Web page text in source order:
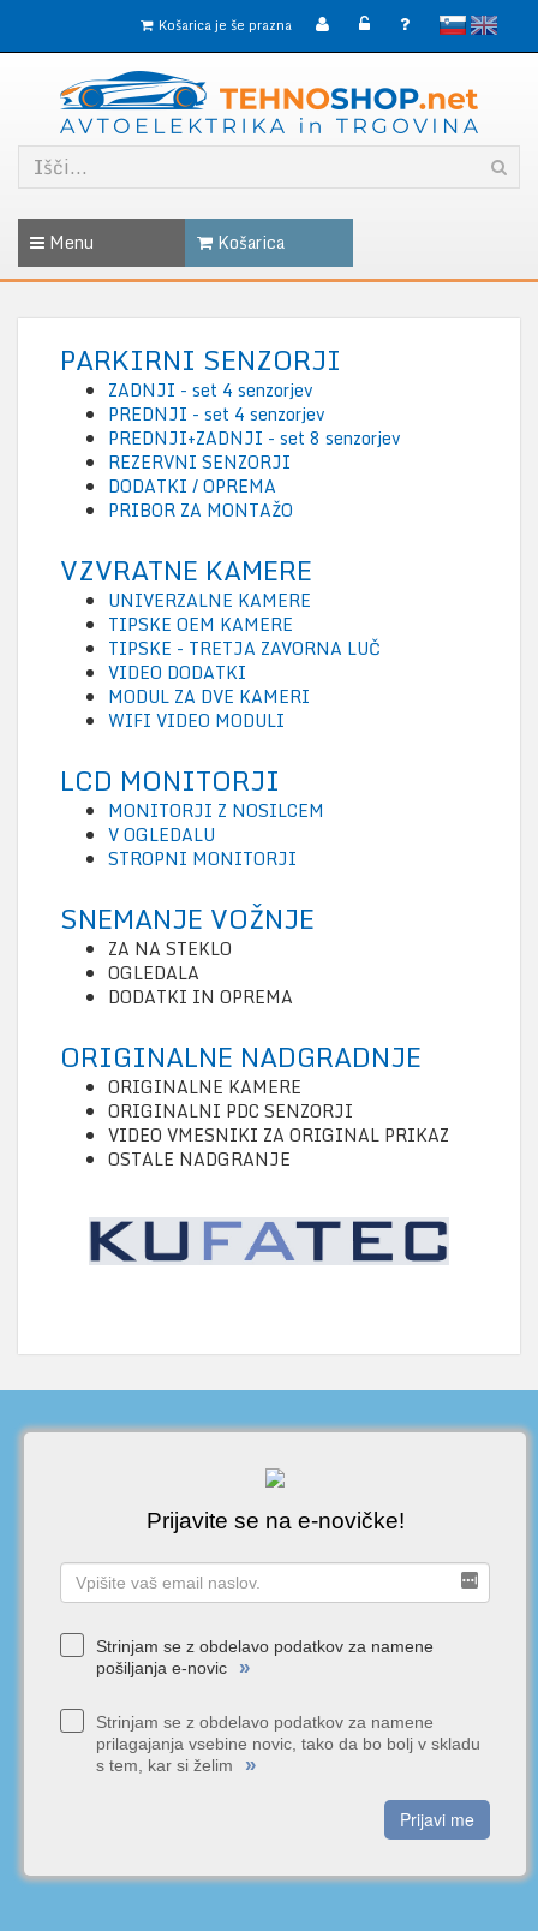
slovenskoEnglish
Košarica je še prazna
Menu Košarica
PARKIRNI SENZORJI
ZADNJI - set 4 senzorjev
PREDNJI - set 4 senzorjev
PREDNJI+ZADNJI - set 8 senzorjev
REZERVNI SENZORJI
DODATKI / OPREMA
PRIBOR ZA MONTAŽO
VZVRATNE KAMERE
UNIVERZALNE KAMERE
TIPSKE OEM KAMERE
TIPSKE - TRETJA ZAVORNA LUČ
VIDEO DODATKI
MODUL ZA DVE KAMERI
WIFI VIDEO MODULI
LCD MONITORJI
MONITORJI Z NOSILCEM
V OGLEDALU
STROPNI MONITORJI
SNEMANJE VOŽNJE
ZA NA STEKLO
OGLEDALA
DODATKI IN OPREMA
ORIGINALNE NADGRADNJE
ORIGINALNE KAMERE
ORIGINALNI PDC SENZORJI
VIDEO VMESNIKI ZA ORIGINAL PRIKAZ
OSTALE NADGRANJE
Prijavite se na e-novičke!
Strinjam se z obdelavo podatkov za namene
pošiljanja e-novic
»
Strinjam se z obdelavo podatkov za namene
prilagajanja vsebine novic, tako da bo bolj v skladu
s tem, kar si želim
»
Prijavi me